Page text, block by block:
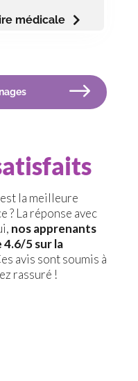
médicale
la meilleure
? La réponse avec
nos apprenants
5 sur la
avis sont soumis à
rassuré !